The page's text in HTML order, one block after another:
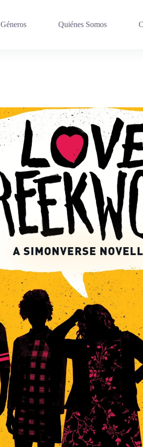
Géneros Quiénes Somos